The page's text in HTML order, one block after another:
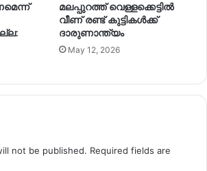
മലപ്പുറത്ത് വെള്ളക്കെട്ടില്‍
വീണ് രണ്ട് കുട്ടികള്‍ക്ക്
ദാരുണാന്ത്യം
May 12, 2026
not be published. Required fields are